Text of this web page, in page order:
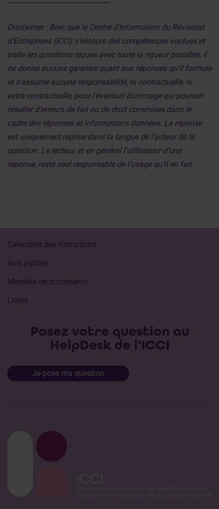
Disclaimer : Bien que le Centre d’Information du Révisorat
d’Entreprises (ICCI) s’entoure des compétences voulues et
traite les questions reçues avec toute la rigueur possible, il
ne donne aucune garantie quant aux réponses qu’il formule
et n’assume aucune responsabilité, ni contractuelle, ni
extra-contractuelle, pour l’éventuel dommage qui pourrait
résulter d’erreurs de fait ou de droit commises dans le
cadre des réponses et informations données. La réponse
est uniquement reprise dans la langue de l’auteur de la
question. Le lecteur, et en général l’utilisateur d’une
réponse, reste seul responsable de l’usage qu’il en fait.
Calendrier des formations
Avis publiés
Modèles de documents
Livres
Posez votre question au
HelpDesk de l'ICCI
Je pose ma question